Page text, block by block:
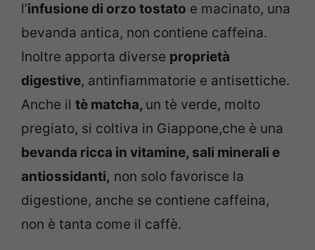
l’infusione di orzo tostato e macinato, una
bevanda antica, non contiene caffeina.
Inoltre apporta diverse proprietà
digestive, antinfiammatorie e antisettiche.
Anche il tè matcha, un tè verde, molto
pregiato, si coltiva in Giappone,che è una
bevanda ricca in vitamine, sali minerali e
antiossidanti, non solo favorisce la
digestione, anche se contiene caffeina,
non è tanta come il caffè.